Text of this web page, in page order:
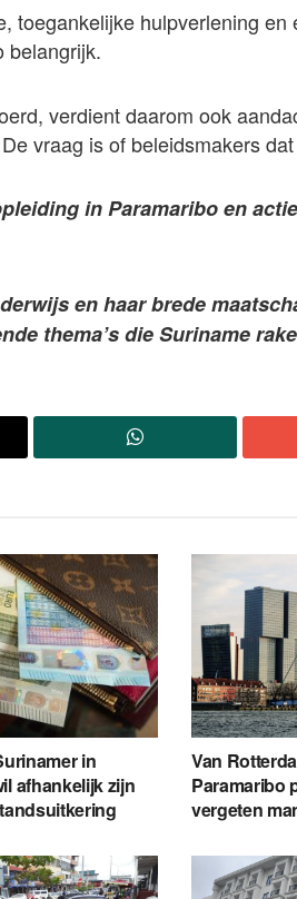
toegankelijke hulpverlening en
belangrijk.
verdient daarom ook
vraag is of beleidsmakers
in Paramaribo en
en haar brede
thema’s die Suriname
in
afhankelijk zijn
Van
Paramaribo
vergeten